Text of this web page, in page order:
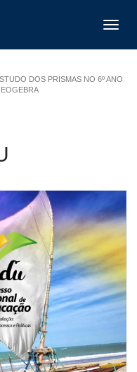
DOS PRISMAS NO 6º ANO